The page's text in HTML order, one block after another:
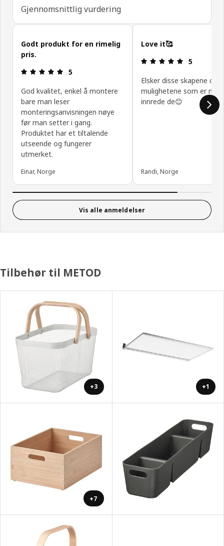
Gjennomsnittlig vurdering
Hopp over kundeanmeldelser
Godt produkt for en rimelig
pris.
Produktomtale: 5 ingen kundevurdering 5
5
God kvalitet, enkel å montere
bare man leser
monteringsanvisningen nøye
før man setter i gang.
Produktet har et tiltalende
utseende og fungerer
utmerket.
Einar, Norge
Love it🥰
5
Elsker disse skapene og
mulighetene som er
innrede de😊
Randi, Norge
Vis alle anmeldelser
Tilbehør til METOD
+3 +1
+7